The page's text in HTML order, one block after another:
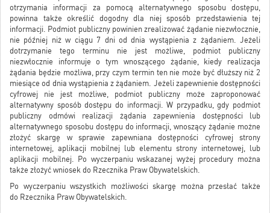
otrzymania informacji za pomocą alternatywnego sposobu dostępu,
powinna także określić dogodny dla niej sposób przedstawienia tej
informacji. Podmiot publiczny powinien zrealizować żądanie niezwłocznie,
nie później niż w ciągu 7 dni od dnia wystąpienia z żądaniem. Jeżeli
dotrzymanie tego terminu nie jest możliwe, podmiot publiczny
niezwłocznie informuje o tym wnoszącego żądanie, kiedy realizacja
żądania będzie możliwa, przy czym termin ten nie może być dłuższy niż 2
miesiące od dnia wystąpienia z żądaniem. Jeżeli zapewnienie dostępności
cyfrowej nie jest możliwe, podmiot publiczny może zaproponować
alternatywny sposób dostępu do informacji. W przypadku, gdy podmiot
publiczny odmówi realizacji żądania zapewnienia dostępności lub
alternatywnego sposobu dostępu do informacji, wnoszący żądanie możne
złożyć skargę w sprawie zapewniana dostępności cyfrowej strony
internetowej, aplikacji mobilnej lub elementu strony internetowej, lub
aplikacji mobilnej. Po wyczerpaniu wskazanej wyżej procedury można
także złożyć wniosek do Rzecznika Praw Obywatelskich.
Po wyczerpaniu wszystkich możliwości skargę można przesłać także
do Rzecznika Praw Obywatelskich